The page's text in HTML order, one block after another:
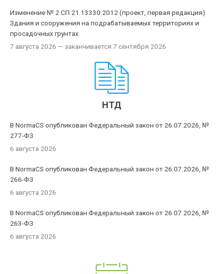
Изменение № 2 СП 21.13330.2012 (проект, первая редакция).
Здания и сооружения на подрабатываемых территориях и
просадочных грунтах
7 августа 2026 — заканчивается 7 сентября 2026
НТД
В NormaCS опубликован Федеральный закон от 26.07.2026, №
277-ФЗ
6 августа 2026
В NormaCS опубликован Федеральный закон от 26.07.2026, №
266-ФЗ
6 августа 2026
В NormaCS опубликован Федеральный закон от 26.07.2026, №
263-ФЗ
6 августа 2026